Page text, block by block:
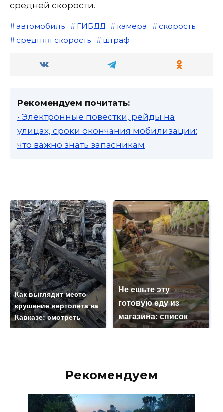
средней скорости.
автомобиль ГИБДД камера
скорость
средняя скорость
штраф
Рекомендуем почитать:
• Электронные повестки, рейды на
улицах, сроки окончания мобилизации:
что важно знать запасникам
Как выглядит место
крушение вертолета на
Кавказе: смотреть
Не ешьте эту
готовую еду из
магазина: список
Рекомендуем